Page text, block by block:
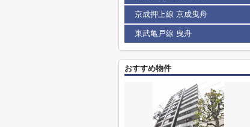
京成押上線 京成曳舟
東武亀戸線 曳舟
おすすめ物件